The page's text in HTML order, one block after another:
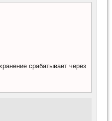
срабатывает через